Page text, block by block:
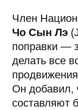
Член
Чо Сын Лэ
поправки —
делать все
Он добавил,
составляют